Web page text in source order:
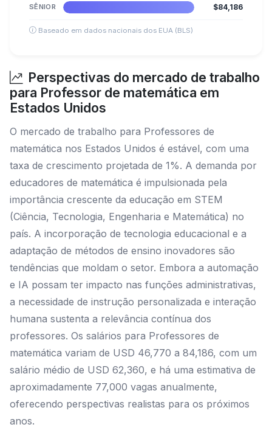
SÊNIOR $84,186
Baseado em dados nacionais dos EUA (BLS)
Perspectivas do mercado de trabalho
para Professor de matemática em
Estados Unidos
O mercado de trabalho para Professores de
matemática nos Estados Unidos é estável, com uma
taxa de crescimento projetada de 1%. A demanda por
educadores de matemática é impulsionada pela
importância crescente da educação em STEM
(Ciência, Tecnologia, Engenharia e Matemática) no
país. A incorporação de tecnologia educacional e a
adaptação de métodos de ensino inovadores são
tendências que moldam o setor. Embora a automação
e IA possam ter impacto nas funções administrativas,
a necessidade de instrução personalizada e interação
humana sustenta a relevância contínua dos
professores. Os salários para Professores de
matemática variam de USD 46,770 a 84,186, com um
salário médio de USD 62,360, e há uma estimativa de
aproximadamente 77,000 vagas anualmente,
oferecendo perspectivas realistas para os próximos
anos.